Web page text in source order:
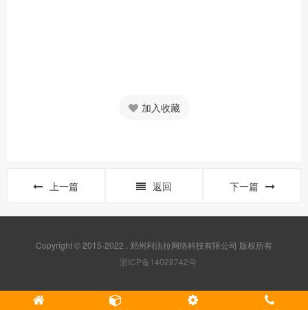
加入收藏
上一篇 返回 下一篇
Copyright © 2015-2022 . 郑州利法拉网络科技有限公司 版权所有
浙ICP备14028742号